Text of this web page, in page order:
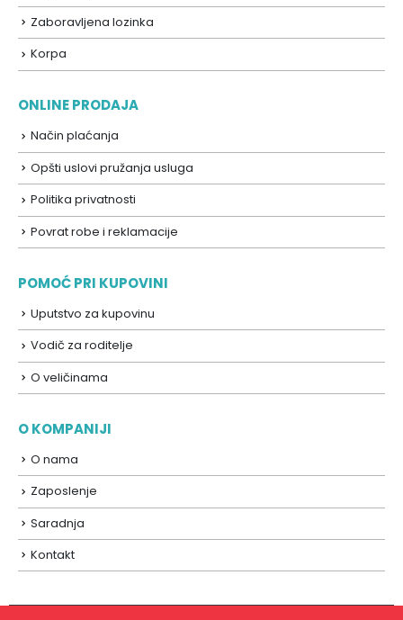
Zaboravljena lozinka
Korpa
ONLINE PRODAJA
Način plaćanja
Opšti uslovi pružanja usluga
Politika privatnosti
Povrat robe i reklamacije
POMOĆ PRI KUPOVINI
Uputstvo za kupovinu
Vodič za roditelje
O veličinama
O KOMPANIJI
O nama
Zaposlenje
Saradnja
Kontakt